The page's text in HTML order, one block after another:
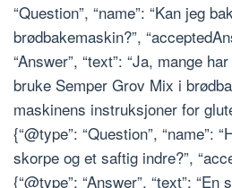
“Question”, “name”: “Kan jeg
brødbakemaskin?”,
“Answer”, “text”: “Ja, mange
bruke Semper Grov Mix i
maskinens instruksjoner for
{“@type”: “Question”, “name”:
skorpe og et saftig indre?”,
{“@type”: “Answer”, “text”: